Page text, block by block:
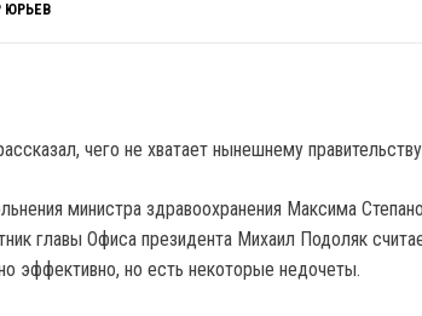
ЮРЬЕВ
чего не хватает нынешнему правительству
министра здравоохранения Максима
главы Офиса президента Михаил Подоляк
эффективно, но есть некоторые недочеты.